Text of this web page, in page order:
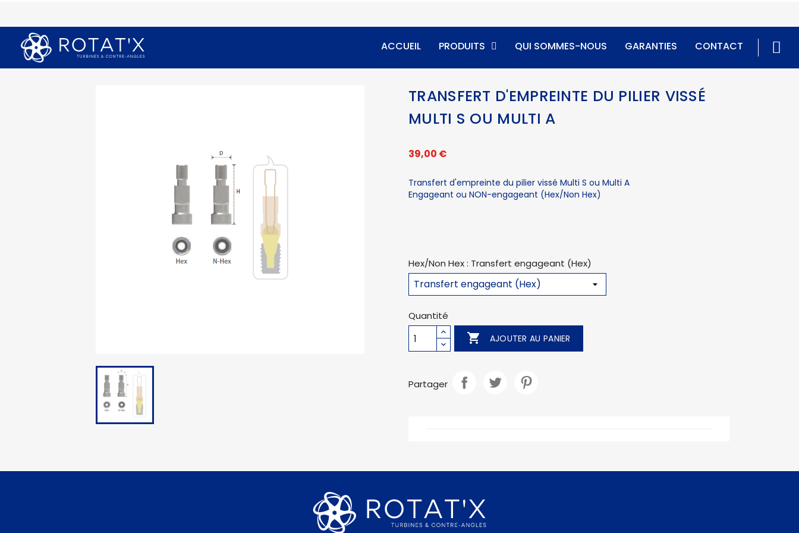
ACCUEIL PRODUITS QUI SOMMES-NOUS GARANTIES CONTACT
TRANSFERT D'EMPREINTE DU PILIER VISSÉ
MULTI S OU MULTI A
39,00 €
Transfert d'empreinte du pilier vissé Multi S ou Multi A
Engageant ou NON-engageant (Hex/Non Hex)
Hex/Non Hex : Transfert engageant (Hex)
Quantité
 AJOUTER AU PANIER
Partager